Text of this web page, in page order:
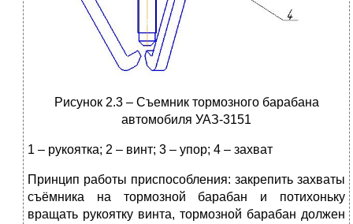
Рисунок 2.3 – Съемник тормозного барабана
автомобиля УАЗ-3151
1 – рукоятка; 2 – винт; 3 – упор; 4 – захват
Принцип работы приспособления: закрепить захваты
съёмника на тормозной барабан и потихоньку
вращать рукоятку винта, тормозной барабан должен